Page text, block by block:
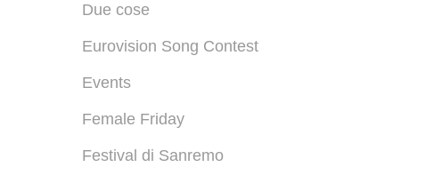
Due cose
Eurovision Song Contest
Events
Female Friday
Festival di Sanremo